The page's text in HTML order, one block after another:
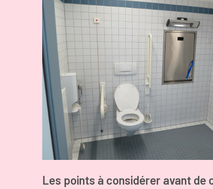
Les points à considérer avant de